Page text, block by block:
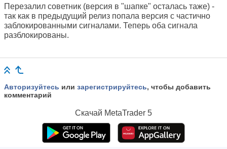
Перезалил советник (версия в "шапке" осталась таже) -
так как в предыдущий релиз попала версия с частично
заблокированными сигналами. Теперь оба сигнала
разблокированы.
Авторизуйтесь или зарегистрируйтесь, чтобы добавить
комментарий
Скачай MetaTrader 5